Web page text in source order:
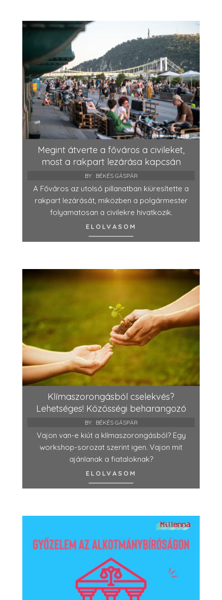
Megint átverte a főváros a civileket,
most a rakpart lezárása kapcsán
BY: BÉKÉS GÁSPÁR
A Főváros az utolsó pillanatban kiüresítette a
rakpart lezárását, miközben a polgármester
folyamatosan a civilekre hivatkozik.
ELOLVASOM
Klímaszorongásból cselekvés?
Lehetséges! Közösségi beharangozó
BY: BÉKÉS GÁSPÁR
Vajon van-e kiút a klímaszorongásból? Egy
workshop-sorozat szerint igen. Vajon mit
ajánlanak a fiataloknak?
ELOLVASOM